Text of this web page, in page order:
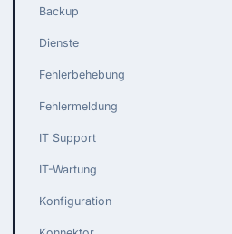
Backup
Dienste
Fehlerbehebung
Fehlermeldung
IT Support
IT-Wartung
Konfiguration